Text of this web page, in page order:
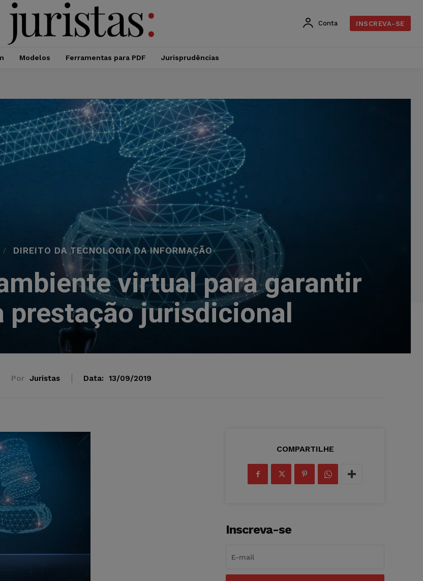
Conta INSCREVA-SE
Modelos Ferramentas para PDF Jurisprudências
DIREITO DA TECNOLOGIA DA INFORMAÇÃO
virtual para garantir
prestação jurisdicional
Por Juristas Data: 13/09/2019
COMPARTILHE
Inscreva-se